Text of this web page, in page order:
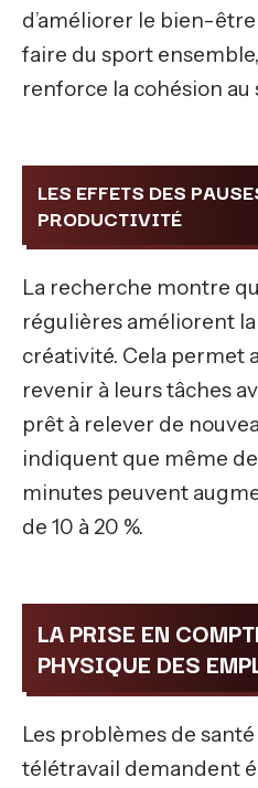
d’améliorer le bien-
faire du sport
renforce la cohésion au
LES EFFETS DES
PRODUCTIVITÉ
La recherche montre
régulières améliorent
créativité. Cela permet
revenir à leurs tâches
prêt à relever de
indiquent que même
minutes peuvent
de 10 à 20 %.
LA PRISE EN
PHYSIQUE DES
Les problèmes de
télétravail demandent